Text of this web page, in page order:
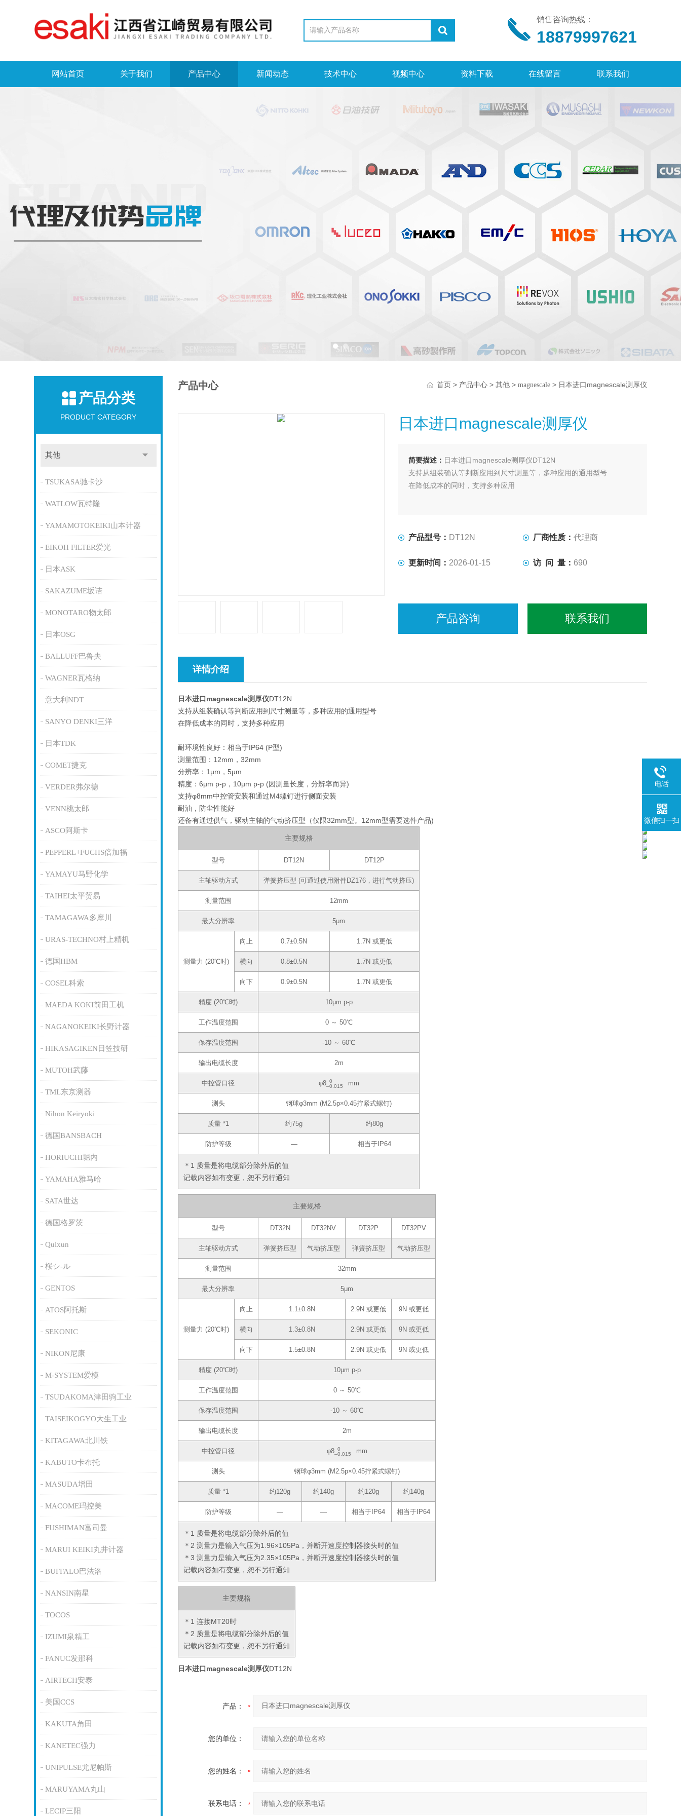
销售咨询热线：
18879997621
网站首页 关于我们 产品中心 新闻动态 技术中心 视频中心 资料下载 在线留言 联系我们
产品分类
PRODUCT CATEGORY
其他
TSUKASA驰卡沙
WATLOW瓦特隆
YAMAMOTOKEIKI山本计器
EIKOH FILTER爱光
日本ASK
SAKAZUME坂诘
MONOTARO物太郎
日本OSG
BALLUFF巴鲁夫
WAGNER瓦格纳
意大利NDT
SANYO DENKI三洋
日本TDK
COMET捷克
VERDER弗尔德
VENN桃太郎
ASCO阿斯卡
PEPPERL+FUCHS倍加福
YAMAYU马野化学
TAIHEI太平贸易
TAMAGAWA多摩川
URAS-TECHNO村上精机
德国HBM
COSEL科索
MAEDA KOKI前田工机
NAGANOKEIKI长野计器
HIKASAGIKEN日笠技研
MUTOH武藤
TML东京测器
Nihon Keiryoki
德国BANSBACH
HORIUCHI堀内
YAMAHA雅马哈
SATA世达
德国格罗茨
Quixun
桜シ-ル
GENTOS
ATOS阿托斯
SEKONIC
NIKON尼康
M-SYSTEM爱模
TSUDAKOMA津田驹工业
TAISEIKOGYO大生工业
KITAGAWA北川铁
KABUTO卡布托
MASUDA增田
MACOME玛控美
FUSHIMAN富司曼
MARUI KEIKI丸井计器
BUFFALO巴法洛
NANSIN南星
TOCOS
IZUMI泉精工
FANUC发那科
AIRTECH安泰
美国CCS
KAKUTA角田
KANETEC强力
UNIPULSE尤尼帕斯
MARUYAMA丸山
LECIP三阳
产品中心 首页> 产品中心> 其他> magnescale> 日本进口magnescale测厚仪
日本进口magnescale测厚仪
简要描述： 日本进口magnescale测厚仪DT12N
支持从组装确认等判断应用到尺寸测量等，多种应用的通用型号
在降低成本的同时，支持多种应用
产品型号： DT12N 厂商性质： 代理商
更新时间： 2026-01-15 访 问 量： 690
产品咨询 联系我们
详情介绍
日本进口magnescale测厚仪DT12N
支持从组装确认等判断应用到尺寸测量等，多种应用的通用型号
在降低成本的同时，支持多种应用
耐环境性良好：相当于IP64 (P型)
测量范围：12mm，32mm
分辨率：1µm，5µm
精度：6µm p-p，10µm p-p (因测量长度，分辨率而异)
支持φ8mm中控管安装和通过M4螺钉进行侧面安装
耐油，防尘性能好
还备有通过供气，驱动主轴的气动挤压型（仅限32mm型。12mm型需要选件产品)
主要规格
＊1 质量是将电缆部分除外后的值
记载内容如有变更，恕不另行通知
型号 DT12N DT12P
主轴驱动方式 弹簧挤压型 (可通过使用附件DZ176，进行气动挤压)
测量范围 12mm
最大分辨率 5μm
测量力 (20℃时)
向上 0.7±0.5N 1.7N 或更低
横向 0.8±0.5N 1.7N 或更低
向下 0.9±0.5N 1.7N 或更低
精度 (20℃时) 10µm p-p
工作温度范围 0 ～ 50℃
保存温度范围 -10 ～ 60℃
输出电缆长度 2m
中控管口径 φ8 0
‒0.015
mm
测头 钢球φ3mm (M2.5p×0.45拧紧式螺钉)
质量 *1 约75g 约80g
防护等级 ― 相当于IP64
主要规格
＊1 质量是将电缆部分除外后的值
＊2 测量力是输入气压为1.96×105Pa，并断开速度控制器接头时的值
＊3 测量力是输入气压为2.35×105Pa，并断开速度控制器接头时的值
记载内容如有变更，恕不另行通知
型号 DT32N DT32NV DT32P DT32PV
主轴驱动方式 弹簧挤压型 气动挤压型 弹簧挤压型 气动挤压型
测量范围 32mm
最大分辨率 5μm
测量力 (20℃时)
向上 1.1±0.8N 2.9N 或更低 9N 或更低
横向 1.3±0.8N 2.9N 或更低 9N 或更低
向下 1.5±0.8N 2.9N 或更低 9N 或更低
精度 (20℃时) 10µm p-p
工作温度范围 0 ～ 50℃
保存温度范围 -10 ～ 60℃
输出电缆长度 2m
中控管口径 φ8 0
‒0.015
mm
测头 钢球φ3mm (M2.5p×0.45拧紧式螺钉)
质量 *1 约120g 约140g 约120g 约140g
防护等级 ― ― 相当于IP64 相当于IP64
主要规格
＊1 连接MT20时
＊2 质量是将电缆部分除外后的值
记载内容如有变更，恕不另行通知
日本进口magnescale测厚仪DT12N
产品：
您的单位：
您的姓名：
联系电话：
电话
微信扫一扫